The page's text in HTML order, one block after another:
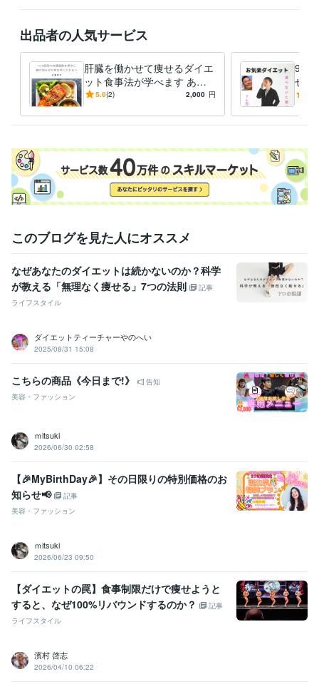
得意分野
住まい・美容・生活相談 ダイエットカウンセリング
ダイエット
学歴
愛媛大学 1992年3月 ~ 1996年2月
出品者の人気サービス
肝臓を働かせて痩せるダイエ
ット食事法が学べます あな
たの疲労の原因は「肝臓の悲
5.0(2) 2,000 円
92㎏
せた
いと
このブログを見た人にオススメ
なぜあなたのダイエットは続かないのか？科学
が教える「無理なく痩せる」7つの法則
記事
ライフスタイル
ダイエットティーチャーやのへい
2025/08/31 15:08
こちらの商品《今日まで!》
告知
美容・ファッション
ｍitsuki
2026/06/30 02:58
【🎉MyBirthDay🎉】その日限りの特別価格のお
知らせ📢
記事
美容・ファッション
ｍitsuki
2026/06/23 09:50
【ダイエットの罠】食事制限だけで痩せようと
すると、なぜ100%リバウンドするのか？
記事
ライフスタイル
濱村 啓志
2026/04/10 06:22